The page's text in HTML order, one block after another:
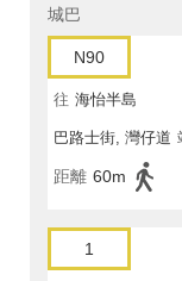
城巴
N90
往 海怡半島
巴路士街, 灣仔道
距離 60m
1